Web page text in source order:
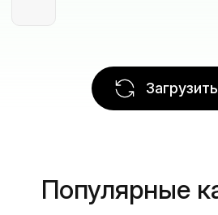
Популярные